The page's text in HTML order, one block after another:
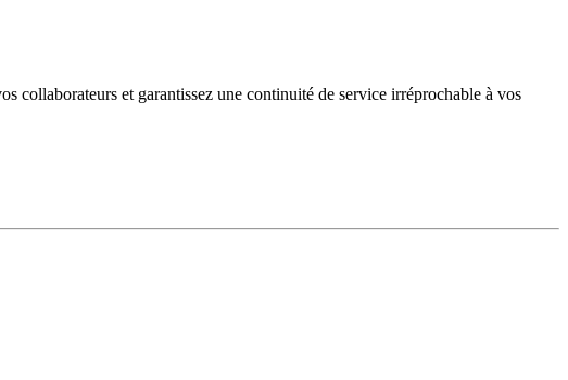
collaborateurs et garantissez une continuité de service irréprochable à vos